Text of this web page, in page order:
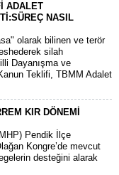
ADALET
NASIL
olarak bilinen ve terör
silah
Dayanışma ve
Teklifi, TBMM Adalet
KIR DÖNEMİ
Pendik İlçe
Kongre’de mevcut
desteğini alarak